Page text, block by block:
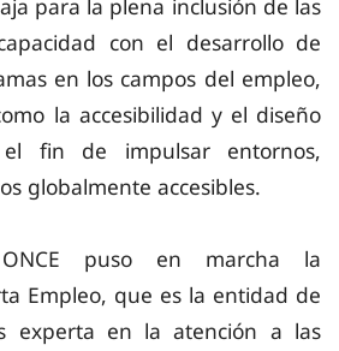
para la plena inclusión de las
con el desarrollo de
en los campos del empleo,
la accesibilidad y el diseño
fin de impulsar entornos,
globalmente accesibles.
ONCE puso en marcha la
Empleo, que es la entidad de
experta en la atención a las